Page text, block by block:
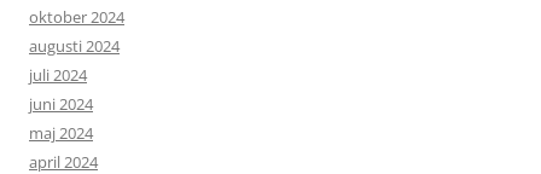
oktober 2024
augusti 2024
juli 2024
juni 2024
maj 2024
april 2024